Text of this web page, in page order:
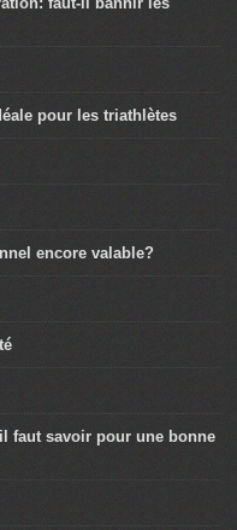
pour les triathlètes
encore valable?
faut savoir pour une bonne